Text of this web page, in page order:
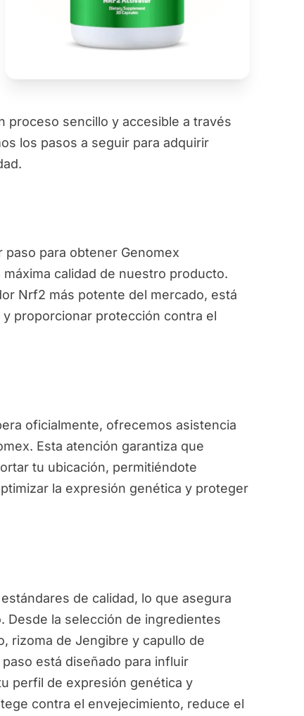
proceso sencillo y accesible a través
los pasos a seguir para adquirir
paso para obtener Genomex
calidad de nuestro producto.
Nrf2 más potente del mercado, está
proporcionar protección contra el
oficialmente, ofrecemos asistencia
Esta atención garantiza que
tu ubicación, permitiéndote
la expresión genética y proteger
de calidad, lo que asegura
Desde la selección de ingredientes
rizoma de Jengibre y capullo de
está diseñado para influir
perfil de expresión genética y
contra el envejecimiento, reduce el